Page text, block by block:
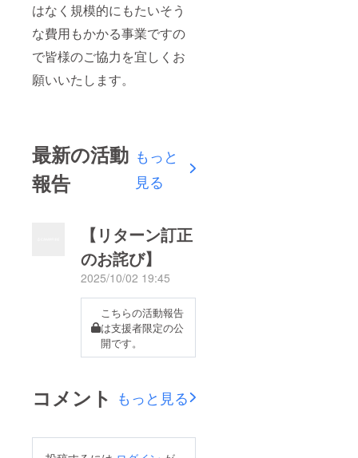
はなく規模的にもたいそう
な費用もかかる事業ですの
で皆様のご協力を宜しくお
願いいたします。
最新の活動
報告
もっと
見る
【リターン訂正
のお詫び】
2025/10/02 19:45
こちらの活動報告
は支援者限定の公
開です。
コメント もっと見る